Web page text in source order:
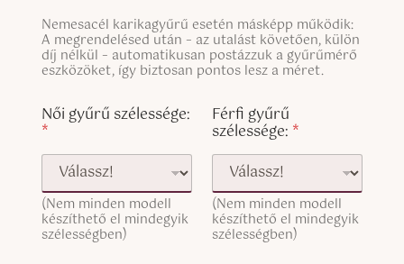
n
e
T
e
t
n
ő
i
(
o
p
y
)
e
L
i
n
e
e
x
t
c
o
p
y
S
i
n
g
e
L
n
T
e
x
t
Nemesacél karikagyűrű esetén másképp működik:
A megrendelésed után – az utalást követően, külön
díj nélkül – automatikusan postázzuk a gyűrűmérő
eszközöket, így biztosan pontos lesz a méret.
Női gyűrű szélessége:
*
(Nem minden modell
készíthető el mindegyik
szélességben)
Férfi gyűrű
szélessége: *
(Nem minden modell
készíthető el mindegyik
szélességben)